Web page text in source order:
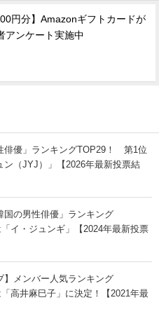
円分】Amazonギフトカードが
アンケート実施中
俳優」ランキングTOP29！ 第1位
ン（JYJ）」【2026年最新投票結
国の男性俳優」ランキング
イ・ジュンギ」【2024年最新投票
】メンバー人気ランキング
高井麻巳子」に決定！【2021年最